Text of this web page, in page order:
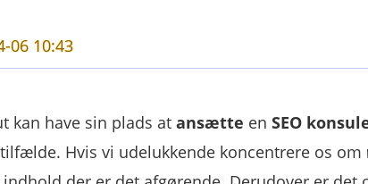
06 10:43
kan have sin plads at ansætte en SEO
Hvis vi udelukkende koncentrere os om